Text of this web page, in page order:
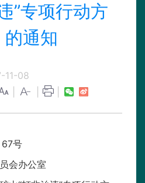
”专项行动方
的通知
11-08
67号
会办公室